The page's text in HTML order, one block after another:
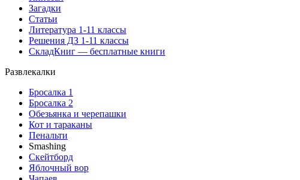
Загадки
Статьи
Литература 1-11 классы
Решения ДЗ 1-11 классы
СкладКниг — бесплатные книги
Развлекалки
Бросалка 1
Бросалка 2
Обезьянка и черепашки
Кот и тараканы
Пенальти
Smashing
Скейтборд
Яблочный вор